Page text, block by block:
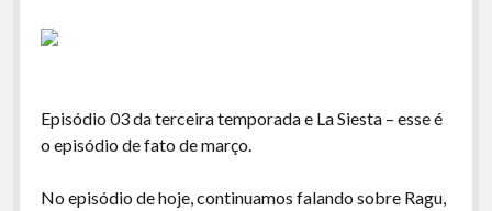
Episódio 03 da terceira temporada e La Siesta – esse é
o episódio de fato de março.
No episódio de hoje, continuamos falando sobre Ragu,